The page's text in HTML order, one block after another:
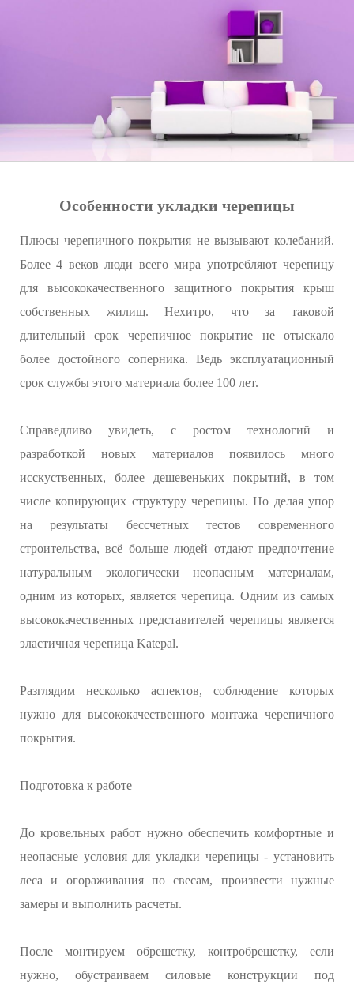
Особенности укладки черепицы
Плюсы черепичного покрытия не вызывают колебаний.
Более 4 веков люди всего мира употребляют черепицу
для высококачественного защитного покрытия крыш
собственных жилищ. Нехитро, что за таковой
длительный срок черепичное покрытие не отыскало
более достойного соперника. Ведь эксплуатационный
срок службы этого материала более 100 лет.
Справедливо увидеть, с ростом технологий и
разработкой новых материалов появилось много
исскуственных, более дешевеньких покрытий, в том
числе копирующих структуру черепицы. Но делая упор
на результаты бессчетных тестов современного
строительства, всё больше людей отдают предпочтение
натуральным экологически неопасным материалам,
одним из которых, является черепица. Одним из самых
высококачественных представителей черепицы является
эластичная черепица Katepal.
Разглядим несколько аспектов, соблюдение которых
нужно для высококачественного монтажа черепичного
покрытия.
Подготовка к работе
До кровельных работ нужно обеспечить комфортные и
неопасные условия для укладки черепицы - установить
леса и огораживания по свесам, произвести нужные
замеры и выполнить расчеты.
После монтируем обрешетку, контробрешетку, если
нужно, обустраиваем силовые конструкции под